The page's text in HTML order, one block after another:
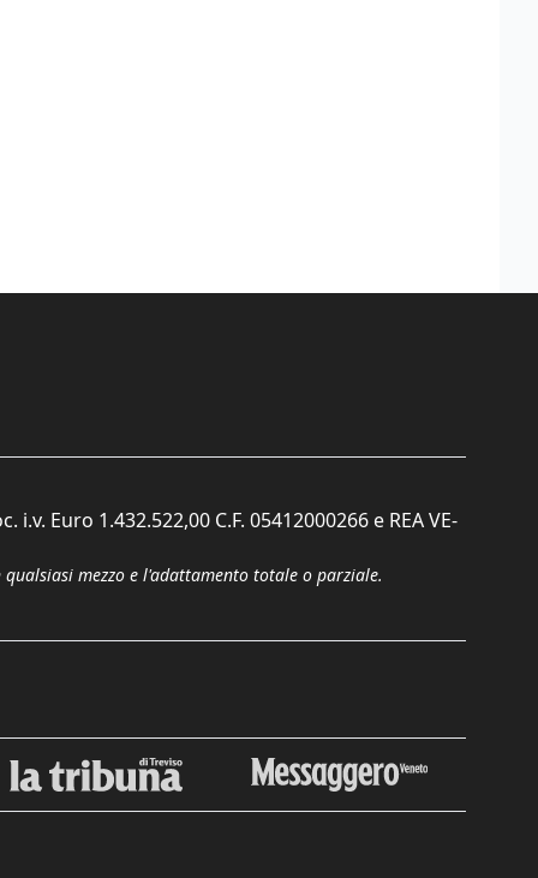
Euro 1.432.522,00 C.F. 05412000266 e REA VE-
mezzo e l'adattamento totale o parziale.